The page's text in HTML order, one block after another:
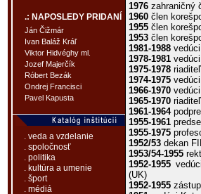
.: NAPOSLEDY PRIDANÍ
Ján Čižmár
Ivan Baláž Kráľ
Viktor Hidvéghy ml.
Jozef Majerčík
Róbert Bezák
Ondrej Francisci
Pavel Kapusta
. veda a vzdelanie
. spoločnosť
. politika
. kultúra a umenie
. šport
. médiá
1976 zahraničný
1960 člen
1955 člen
1953 člen
1981-1988
1978-1981
1975-1978
1974-1975
1966-1970
1965-1970
1961-1964
1955-1961
1955-1975
1952/53 dekan
1953/54-1955
1952-1955
(UK)
1952-1955